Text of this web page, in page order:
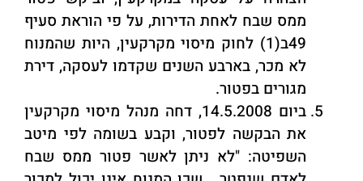
ממס שבח לאחת הדירות, על פי הוראת סעיף
49ב(1) לחוק מיסוי מקרקעין, היות שהמנוח
לא מכר, בארבע השנים שקדמו לעסקה, דירת
מגורים בפטור.
ביום 14.5.2008, דחה מנהל מיסוי מקרקעין
את הבקשה לפטור, וקבע בשומה לפי מיטב
השפיטה: "לא ניתן לאשר פטור ממס שבח